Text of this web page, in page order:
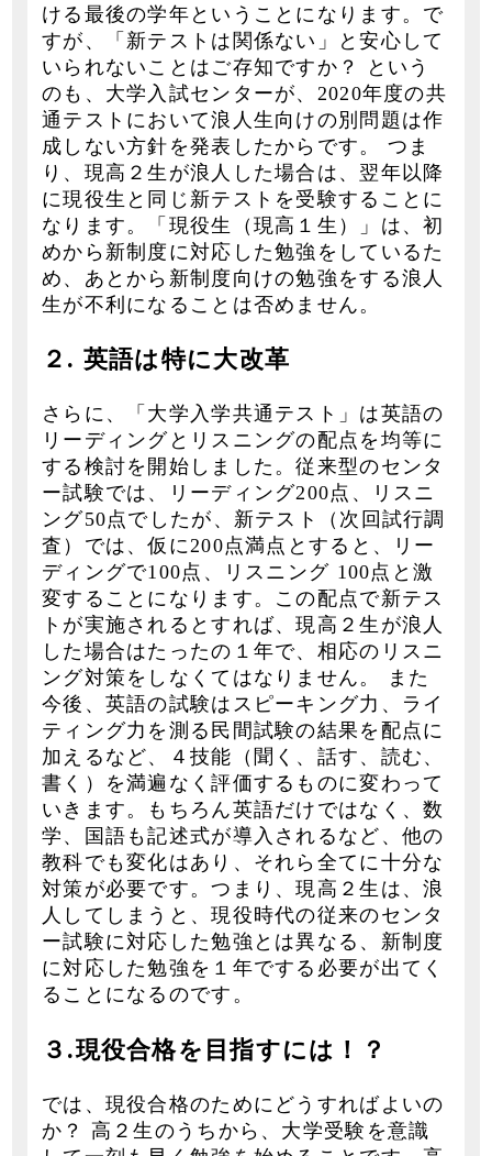
ける最後の学年ということになります。で
すが、「新テストは関係ない」と安心して
いられないことはご存知ですか？ という
のも、大学入試センターが、2020年度の共
通テストにおいて浪人生向けの別問題は作
成しない方針を発表したからです。 つま
り、現高２生が浪人した場合は、翌年以降
に現役生と同じ新テストを受験することに
なります。「現役生（現高１生）」は、初
めから新制度に対応した勉強をしているた
め、あとから新制度向けの勉強をする浪人
生が不利になることは否めません。
２. 英語は特に大改革
さらに、「大学入学共通テスト」は英語の
リーディングとリスニングの配点を均等に
する検討を開始しました。従来型のセンタ
ー試験では、リーディング200点、リスニ
ング50点でしたが、新テスト（次回試行調
査）では、仮に200点満点とすると、リー
ディングで100点、リスニング 100点と激
変することになります。この配点で新テス
トが実施されるとすれば、現高２生が浪人
した場合はたったの１年で、相応のリスニ
ング対策をしなくてはなりません。 また
今後、英語の試験はスピーキング力、ライ
ティング力を測る民間試験の結果を配点に
加えるなど、４技能（聞く、話す、読む、
書く）を満遍なく評価するものに変わって
いきます。もちろん英語だけではなく、数
学、国語も記述式が導入されるなど、他の
教科でも変化はあり、それら全てに十分な
対策が必要です。つまり、現高２生は、浪
人してしまうと、現役時代の従来のセンタ
ー試験に対応した勉強とは異なる、新制度
に対応した勉強を１年でする必要が出てく
ることになるのです。
３.現役合格を目指すには！？
では、現役合格のためにどうすればよいの
か？ 高２生のうちから、大学受験を意識